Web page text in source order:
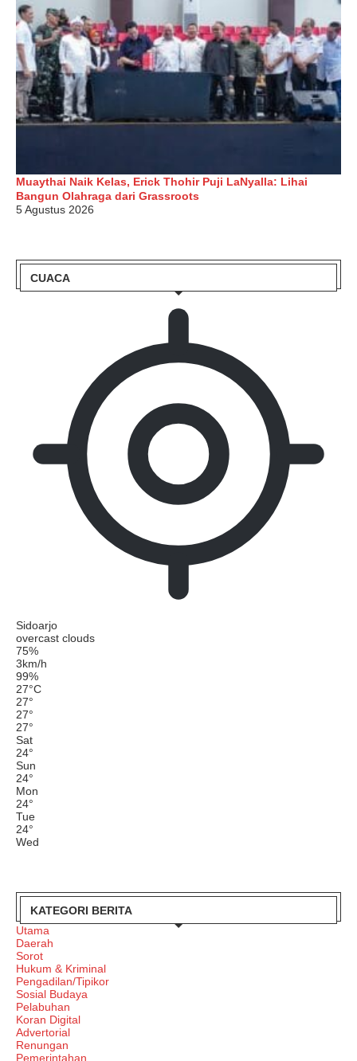
Muaythai Naik Kelas, Erick Thohir Puji LaNyalla: Lihai
Bangun Olahraga dari Grassroots
5 Agustus 2026
CUACA
Sidoarjo
overcast clouds
75%
3km/h
99%
27°C
27°
27°
27°
Sat
24°
Sun
24°
Mon
24°
Tue
24°
Wed
KATEGORI BERITA
Utama
Daerah
Sorot
Hukum & Kriminal
Pengadilan/Tipikor
Sosial Budaya
Pelabuhan
Koran Digital
Advertorial
Renungan
Pemerintahan